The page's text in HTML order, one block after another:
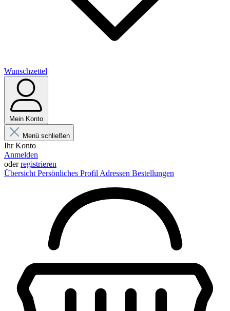
Wunschzettel
Mein Konto
Menü schließen
Ihr Konto
Anmelden
oderregistrieren
Übersicht Persönliches Profil Adressen Bestellungen